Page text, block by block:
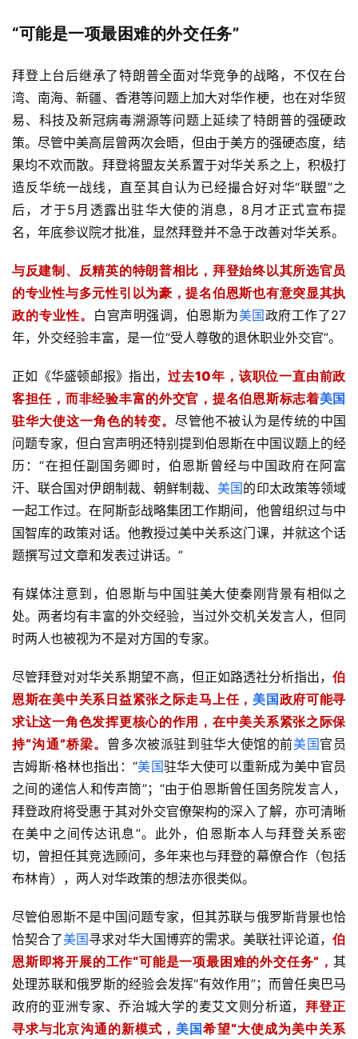
“可能是一项最困难的外交任务”
拜登上台后继承了特朗普全面对华竞争的战略，不仅在台
湾、南海、新疆、香港等问题上加大对华作梗，也在对华贸
易、科技及新冠病毒溯源等问题上延续了特朗普的强硬政
策。尽管中美高层曾两次会晤，但由于美方的强硬态度，结
果均不欢而散。拜登将盟友关系置于对华关系之上，积极打
造反华统一战线，直至其自认为已经撮合好对华“联盟”之
后，才于5月透露出驻华大使的消息，8月才正式宣布提
名，年底参议院才批准，显然拜登并不急于改善对华关系。
与反建制、反精英的特朗普相比，拜登始终以其所选官员
的专业性与多元性引以为豪，提名伯恩斯也有意突显其执
政的专业性。 白宫声明强调，伯恩斯为美国政府工作了27
年，外交经验丰富，是一位“受人尊敬的退休职业外交官”。
正如《华盛顿邮报》指出，过去10年，该职位一直由前政
客担任，而非经验丰富的外交官，提名伯恩斯标志着美国
驻华大使这一角色的转变。尽管他不被认为是传统的中国
问题专家，但白宫声明还特别提到伯恩斯在中国议题上的经
历：“在担任副国务卿时，伯恩斯曾经与中国政府在阿富
汗、联合国对伊朗制裁、朝鲜制裁、美国的印太政策等领域
一起工作过。在阿斯彭战略集团工作期间，他曾组织过与中
国智库的政策对话。他教授过美中关系这门课，并就这个话
题撰写过文章和发表过讲话。”
有媒体注意到，伯恩斯与中国驻美大使秦刚背景有相似之
处。两者均有丰富的外交经验，当过外交机关发言人，但同
时两人也被视为不是对方国的专家。
尽管拜登对对华关系期望不高，但正如路透社分析指出，伯
恩斯在美中关系日益紧张之际走马上任， 美国政府可能寻
求让这一角色发挥更核心的作用，在中美关系紧张之际保
持“沟通”桥梁。 曾多次被派驻到驻华大使馆的前美国官员
吉姆斯·格林也指出：“美国驻华大使可以重新成为美中官员
之间的递信人和传声筒”；“由于伯恩斯曾任国务院发言人，
拜登政府将受惠于其对外交官僚架构的深入了解，亦可清晰
在美中之间传达讯息”。此外，伯恩斯本人与拜登关系密
切，曾担任其竞选顾问，多年来也与拜登的幕僚合作（包括
布林肯），两人对华政策的想法亦很类似。
尽管伯恩斯不是中国问题专家，但其苏联与俄罗斯背景也恰
恰契合了美国寻求对华大国博弈的需求。美联社评论道，伯
恩斯即将开展的工作“可能是一项最困难的外交任务”， 其
处理苏联和俄罗斯的经验会发挥“有效作用”；而曾任奥巴马
政府的亚洲专家、乔治城大学的麦艾文则分析道， 拜登正
寻求与北京沟通的新模式， 美国希望“大使成为美中关系